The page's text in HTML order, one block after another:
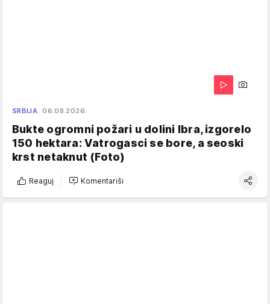
SRBIJA 06.08.2026.
Bukte ogromni požari u dolini Ibra, izgorelo
150 hektara: Vatrogasci se bore, a seoski
krst netaknut (Foto)
Reaguj Komentariši